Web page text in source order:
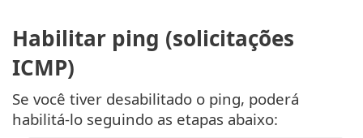
Habilitar ping (solicitações
ICMP)
Se você tiver desabilitado o ping, poderá
habilitá-lo seguindo as etapas abaixo: